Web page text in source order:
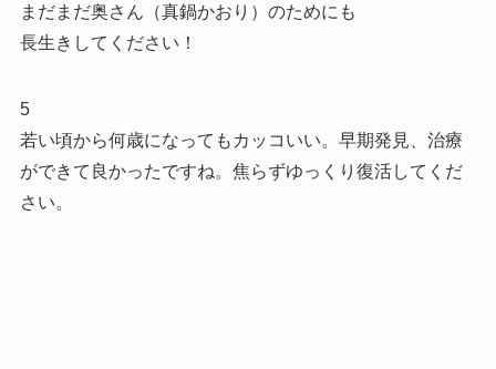
まだまだ奥さん（真鍋かおり）のためにも
長生きしてください！
5
若い頃から何歳になってもカッコいい。早期発見、治療
ができて良かったですね。焦らずゆっくり復活してくだ
さい。